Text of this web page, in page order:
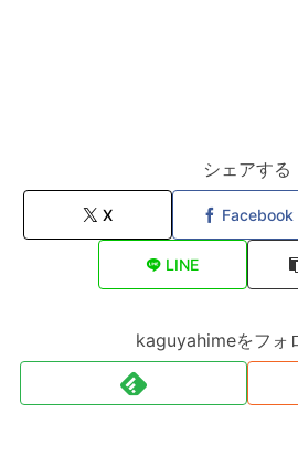
シェアする
X Facebook
LINE
kaguyahimeをフォ